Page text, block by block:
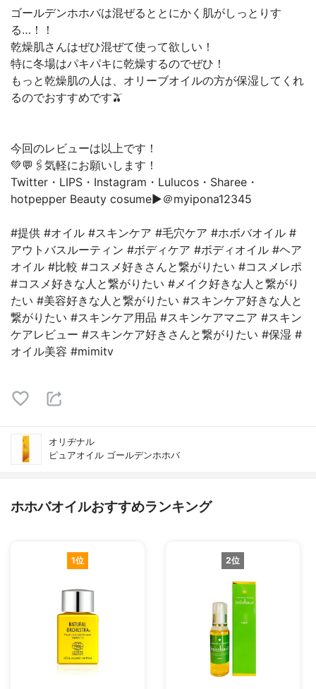
ゴールデンホホバは混ぜるととにかく肌がしっとりす
る…！！
乾燥肌さんはぜひ混ぜて使って欲しい！
特に冬場はパキパキに乾燥するのでぜひ！
もっと乾燥肌の人は、オリーブオイルの方が保湿してくれ
るのでおすすめです🫒
今回のレビューは以上です！
💚💬🖇気軽にお願いします！
Twitter・LIPS・Instagram・Lulucos・Sharee・
hotpepper Beauty cosume▶︎＠myipona12345
#提供 #オイル #スキンケア #毛穴ケア #ホボバオイル #
アウトバスルーティン #ボディケア #ボディオイル #ヘア
オイル #比較 #コスメ好きさんと繋がりたい #コスメレポ
#コスメ好きな人と繋がりたい #メイク好きな人と繋がり
たい #美容好きな人と繋がりたい #スキンケア好きな人と
繋がりたい #スキンケア用品 #スキンケアマニア #スキン
ケアレビュー #スキンケア好きさんと繋がりたい #保湿 #
オイル美容 #mimitv
オリヂナル
ピュアオイル ゴールデンホホバ
ホホバオイルおすすめランキング
1位 2位